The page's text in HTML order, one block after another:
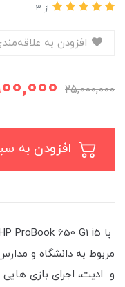
از 3
25,000,000
مربوط به دانشگاه و
و ادیت، اجرای بازی